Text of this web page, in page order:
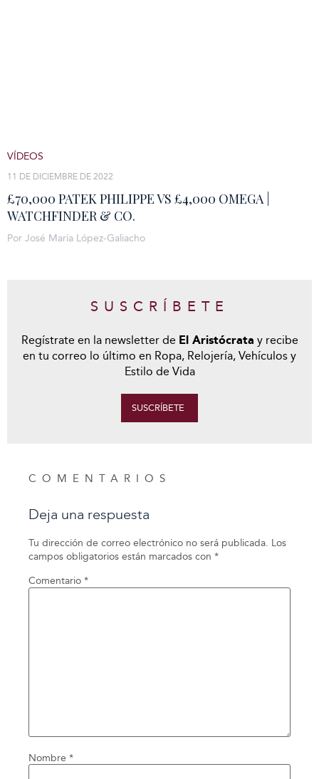
£70,000 PATEK PHILIPPE VS £4,000 OMEGA |
WATCHFINDER & CO.
11 DE DICIEMBRE DE 2022
VÍDEOS
Por José María López-Galiacho
SUSCRÍBETE
Regístrate en la newsletter de El Aristócrata y recibe
en tu correo lo último en Ropa, Relojería, Vehículos y
Estilo de Vida
SUSCRÍBETE
COMENTARIOS
Deja una respuesta
Tu dirección de correo electrónico no será publicada. Los
campos obligatorios están marcados con *
Comentario *
Nombre *